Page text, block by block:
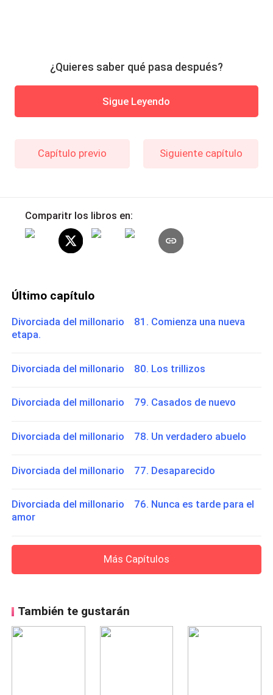
¿Quieres saber qué pasa después?
Sigue Leyendo
Capítulo previo Siguiente capítulo
Comparitr los libros en:
Último capítulo
Divorciada del millonario 81. Comienza una nueva
etapa.
Divorciada del millonario 80. Los trillizos
Divorciada del millonario 79. Casados de nuevo
Divorciada del millonario 78. Un verdadero abuelo
Divorciada del millonario 77. Desaparecido
Divorciada del millonario 76. Nunca es tarde para el
amor
Más Capítulos
También te gustarán